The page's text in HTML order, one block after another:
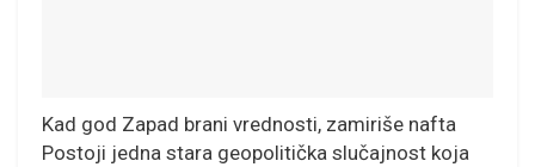
Kad god Zapad brani vrednosti, zamiriše nafta
Postoji jedna stara geopolitička slučajnost koja